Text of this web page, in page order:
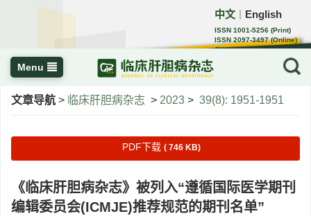
中文 English
ISSN 1001-5256 (Print)
ISSN 2097-3497 (Online)
CN 22-1108/R
Menu
文章导航 > 临床肝胆病杂志 > 2023 > 39(8): 1951-1951
PDF下载 ( 746 KB)
《临床肝胆病杂志》被列入“遵循国际医学期刊
编辑委员会(ICMJE)推荐规范的期刊名单”